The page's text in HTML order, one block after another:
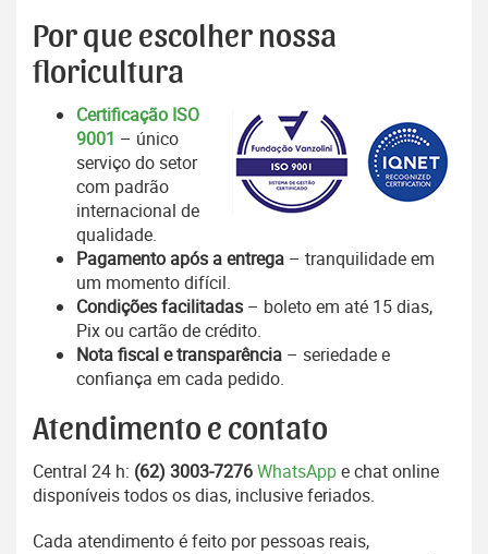
Por que escolher nossa
floricultura
Certificação ISO
9001 – único
serviço do setor
com padrão
internacional de
qualidade.
Pagamento após a entrega – tranquilidade em
um momento difícil.
Condições facilitadas – boleto em até 15 dias,
Pix ou cartão de crédito.
Nota fiscal e transparência – seriedade e
confiança em cada pedido.
Atendimento e contato
Central 24 h: (62) 3003-7276WhatsAppe chat online
disponíveis todos os dias, inclusive feriados.
Cada atendimento é feito por pessoas reais,